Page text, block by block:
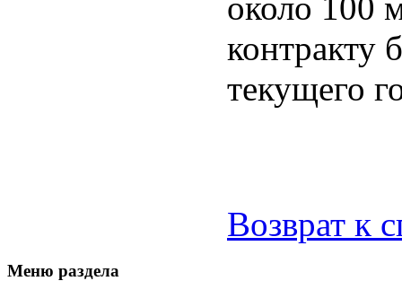
контракту
текущего
Возврат к
Меню раздела